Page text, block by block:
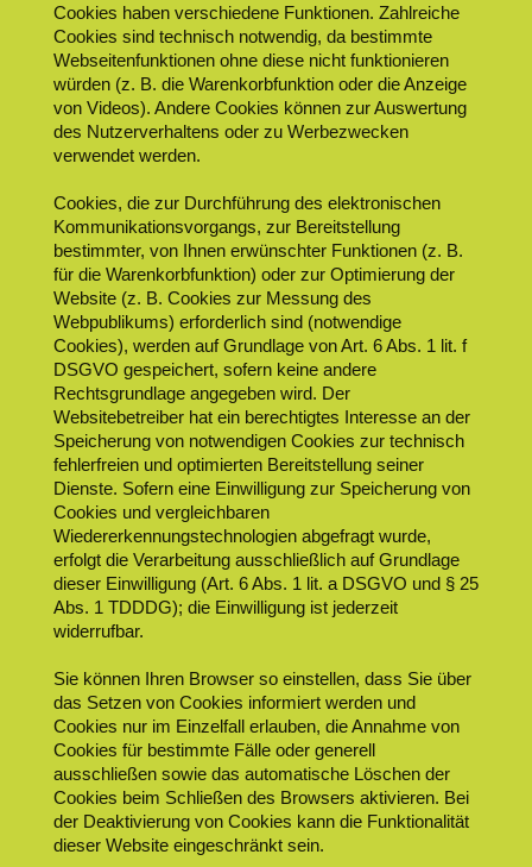
Cookies haben verschiedene Funktionen. Zahlreiche
Cookies sind technisch notwendig, da bestimmte
Webseitenfunktionen ohne diese nicht funktionieren
würden (z. B. die Warenkorbfunktion oder die Anzeige
von Videos). Andere Cookies können zur Auswertung
des Nutzerverhaltens oder zu Werbezwecken
verwendet werden.
Cookies, die zur Durchführung des elektronischen
Kommunikationsvorgangs, zur Bereitstellung
bestimmter, von Ihnen erwünschter Funktionen (z. B.
für die Warenkorbfunktion) oder zur Optimierung der
Website (z. B. Cookies zur Messung des
Webpublikums) erforderlich sind (notwendige
Cookies), werden auf Grundlage von Art. 6 Abs. 1 lit. f
DSGVO gespeichert, sofern keine andere
Rechtsgrundlage angegeben wird. Der
Websitebetreiber hat ein berechtigtes Interesse an der
Speicherung von notwendigen Cookies zur technisch
fehlerfreien und optimierten Bereitstellung seiner
Dienste. Sofern eine Einwilligung zur Speicherung von
Cookies und vergleichbaren
Wiedererkennungstechnologien abgefragt wurde,
erfolgt die Verarbeitung ausschließlich auf Grundlage
dieser Einwilligung (Art. 6 Abs. 1 lit. a DSGVO und § 25
Abs. 1 TDDDG); die Einwilligung ist jederzeit
widerrufbar.
Sie können Ihren Browser so einstellen, dass Sie über
das Setzen von Cookies informiert werden und
Cookies nur im Einzelfall erlauben, die Annahme von
Cookies für bestimmte Fälle oder generell
ausschließen sowie das automatische Löschen der
Cookies beim Schließen des Browsers aktivieren. Bei
der Deaktivierung von Cookies kann die Funktionalität
dieser Website eingeschränkt sein.